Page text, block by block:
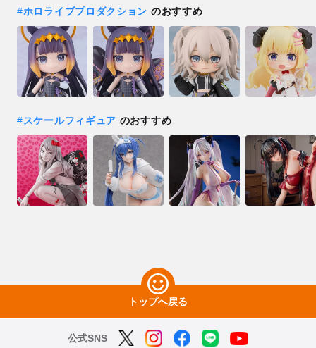
#ホロライブプロダクション のおすすめ
#スケールフィギュア のおすすめ
トップへ戻る
公式SNS